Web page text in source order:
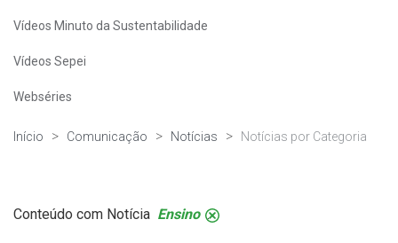
Vídeos Minuto da Sustentabilidade
Vídeos Sepei
Webséries
Início Comunicação Notícias Notícias por Categoria
Conteúdo com Notícia Ensino .